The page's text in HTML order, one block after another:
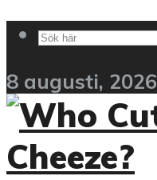
8 augusti, 2026